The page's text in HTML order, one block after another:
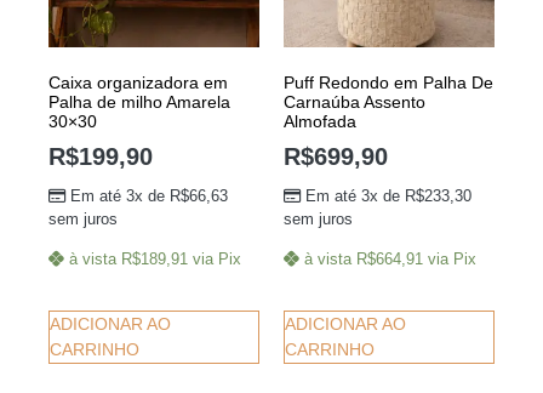
Caixa organizadora em
Palha de milho Amarela
30×30
R$199,90
Em até 3x de R$66,63
sem juros
à vista R$189,91 via Pix
ADICIONAR AO
CARRINHO
Puff Redondo em Palha De
Carnaúba Assento
Almofada
R$699,90
Em até 3x de R$233,30
sem juros
à vista R$664,91 via Pix
ADICIONAR AO
CARRINHO